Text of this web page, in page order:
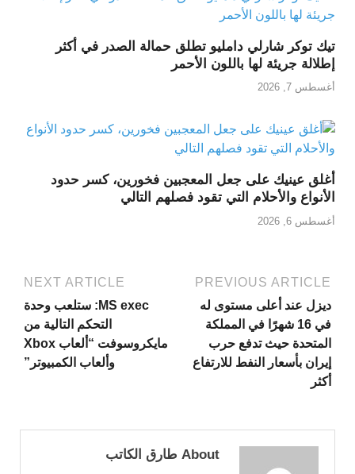
تيك توكر شارلي دامليو تطلق حمالة الصدر في أكثر
إطلالة جريئة لها باللون الأحمر
أغسطس 7, 2026
أغلق عينيك على جعل المعجبين فخورين، كسر حدود
الأنواع والأحلام التي تقود فصلهم التالي
أغسطس 6, 2026
PREVIOUS ARTICLE
ديزل عند أعلى مستوى له
في 16 شهرًا في المملكة
المتحدة حيث تدفع حرب
إيران بأسعار النفط للارتفاع
أكثر
NEXT ARTICLE
MS exec: ستلعب وحدة
التحكم التالية من
مايكروسوفت “ألعاب Xbox
وألعاب الكمبيوتر”
About طارق الكاتب